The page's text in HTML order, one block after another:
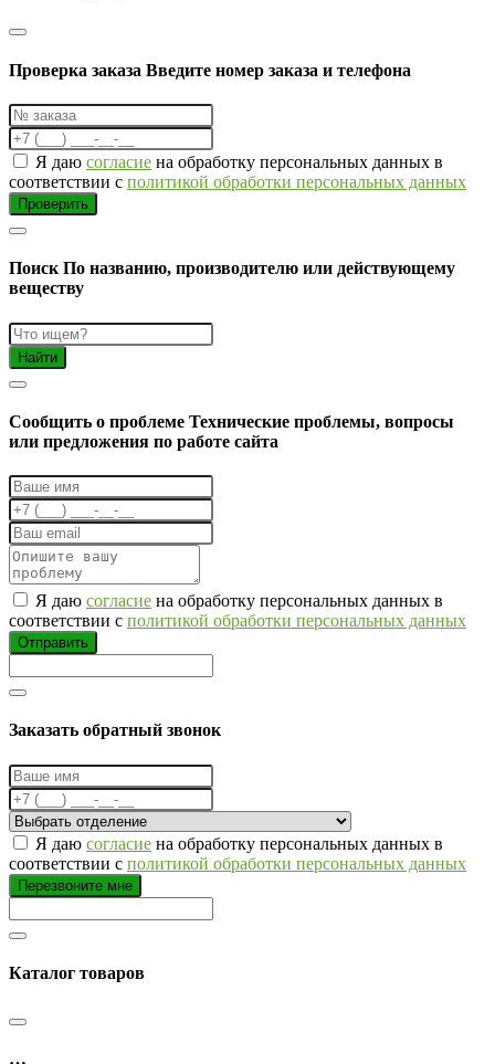
Проверка заказа Введите номер заказа и телефона
Я даю согласие на обработку персональных данных в
соответствии с политикой обработки персональных данных
Проверить
Поиск По названию, производителю или действующему
веществу
Найти
Cообщить о проблеме Технические проблемы, вопросы
или предложения по работе сайта
Я даю согласие на обработку персональных данных в
соответствии с политикой обработки персональных данных
Отправить
Заказать обратный звонок
Я даю согласие на обработку персональных данных в
соответствии с политикой обработки персональных данных
Перезвоните мне
Каталог товаров
…